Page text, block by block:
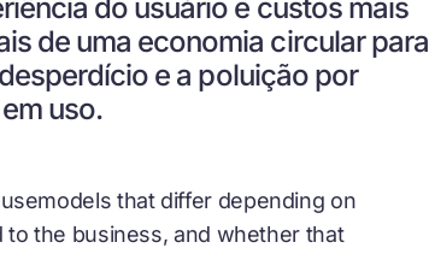
do usuário e custos mais
de uma economia circular para
e a poluição por
uso.
that differ depending on
the business, and whether that